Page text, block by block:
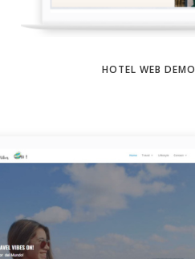
HOTEL WEB DEMO